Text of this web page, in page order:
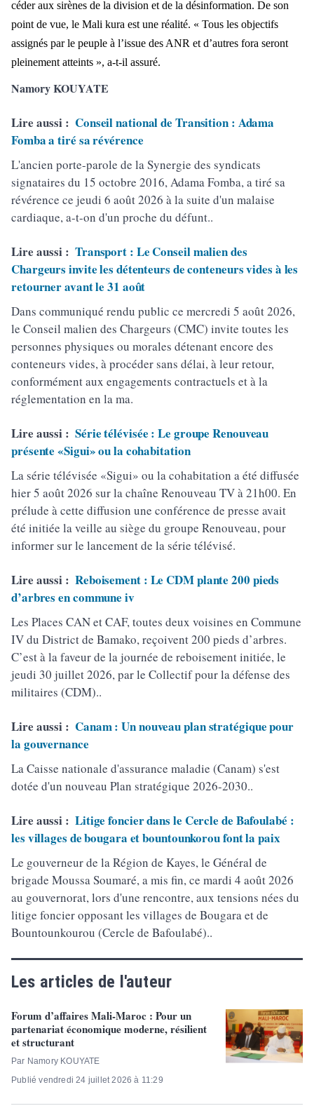
céder aux sirènes de la division et de la désinformation. De son
point de vue, le Mali kura est une réalité. « Tous les objectifs
assignés par le peuple à l’issue des ANR et d’autres fora seront
pleinement atteints », a-t-il assuré.
Namory KOUYATE
Lire aussi : Conseil national de Transition : Adama
Fomba a tiré sa révérence
L'ancien porte-parole de la Synergie des syndicats
signataires du 15 octobre 2016, Adama Fomba, a tiré sa
révérence ce jeudi 6 août 2026 à la suite d'un malaise
cardiaque, a-t-on d'un proche du défunt..
Lire aussi : Transport : Le Conseil malien des
Chargeurs invite les détenteurs de conteneurs vides à les
retourner avant le 31 août
Dans communiqué rendu public ce mercredi 5 août 2026,
le Conseil malien des Chargeurs (CMC) invite toutes les
personnes physiques ou morales détenant encore des
conteneurs vides, à procéder sans délai, à leur retour,
conformément aux engagements contractuels et à la
réglementation en la ma.
Lire aussi : Série télévisée : Le groupe Renouveau
présente «Sigui» ou la cohabitation
La série télévisée «Sigui» ou la cohabitation a été diffusée
hier 5 août 2026 sur la chaîne Renouveau TV à 21h00. En
prélude à cette diffusion une conférence de presse avait
été initiée la veille au siège du groupe Renouveau, pour
informer sur le lancement de la série télévisé.
Lire aussi : Reboisement : Le CDM plante 200 pieds
d’arbres en commune iv
Les Places CAN et CAF, toutes deux voisines en Commune
IV du District de Bamako, reçoivent 200 pieds d’arbres.
C’est à la faveur de la journée de reboisement initiée, le
jeudi 30 juillet 2026, par le Collectif pour la défense des
militaires (CDM)..
Lire aussi : Canam : Un nouveau plan stratégique pour
la gouvernance
La Caisse nationale d'assurance maladie (Canam) s'est
dotée d'un nouveau Plan stratégique 2026-2030..
Lire aussi : Litige foncier dans le Cercle de Bafoulabé :
les villages de bougara et bountounkorou font la paix
Le gouverneur de la Région de Kayes, le Général de
brigade Moussa Soumaré, a mis fin, ce mardi 4 août 2026
au gouvernorat, lors d'une rencontre, aux tensions nées du
litige foncier opposant les villages de Bougara et de
Bountounkourou (Cercle de Bafoulabé)..
Les articles de l'auteur
Forum d’affaires Mali-Maroc : Pour un
partenariat économique moderne, résilient
et structurant
Par Namory KOUYATE
Publié vendredi 24 juillet 2026 à 11:29